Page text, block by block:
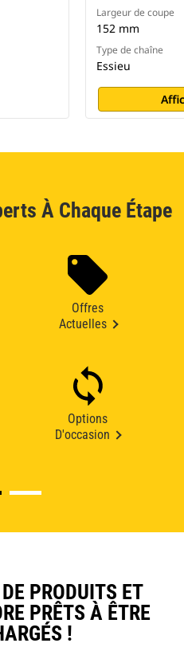
Largeur de coupe
152 mm
Type de chaîne
Essieu
À Chaque Étape
Offres
Actuelles
Options
D'occasion
PRODUITS ET
PRÊTS À ÊTRE
!